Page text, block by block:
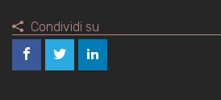
Condividi su